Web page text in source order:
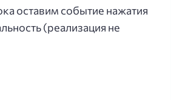
оставим событие нажатия
(реализация не